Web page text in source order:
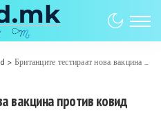
> Британците тестираат нова вакцина против ковид
вакцина против ковид